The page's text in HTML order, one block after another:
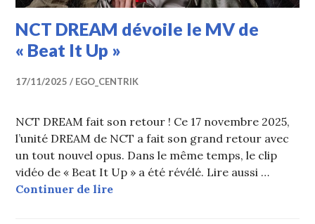
NCT DREAM dévoile le MV de
« Beat It Up »
17/11/2025 EGO_CENTRIK
NCT DREAM fait son retour ! Ce 17 novembre 2025,
l’unité DREAM de NCT a fait son grand retour avec
un tout nouvel opus. Dans le même temps, le clip
vidéo de « Beat It Up » a été révélé. Lire aussi …
Continuer de lireNCT DREAM dévoile le MV de «